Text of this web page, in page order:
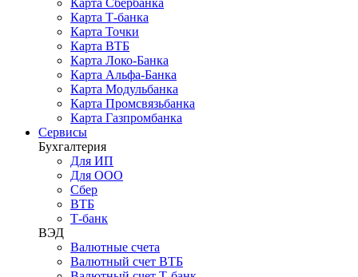
Карта Сбербанка
Карта Т-банка
Карта Точки
Карта ВТБ
Карта Локо-Банка
Карта Альфа-Банка
Карта Модульбанка
Карта Промсвязьбанка
Карта Газпромбанка
Сервисы
Бухгалтерия
Для ИП
Для ООО
Сбер
ВТБ
Т-банк
ВЭД
Валютные счета
Валютный счет ВТБ